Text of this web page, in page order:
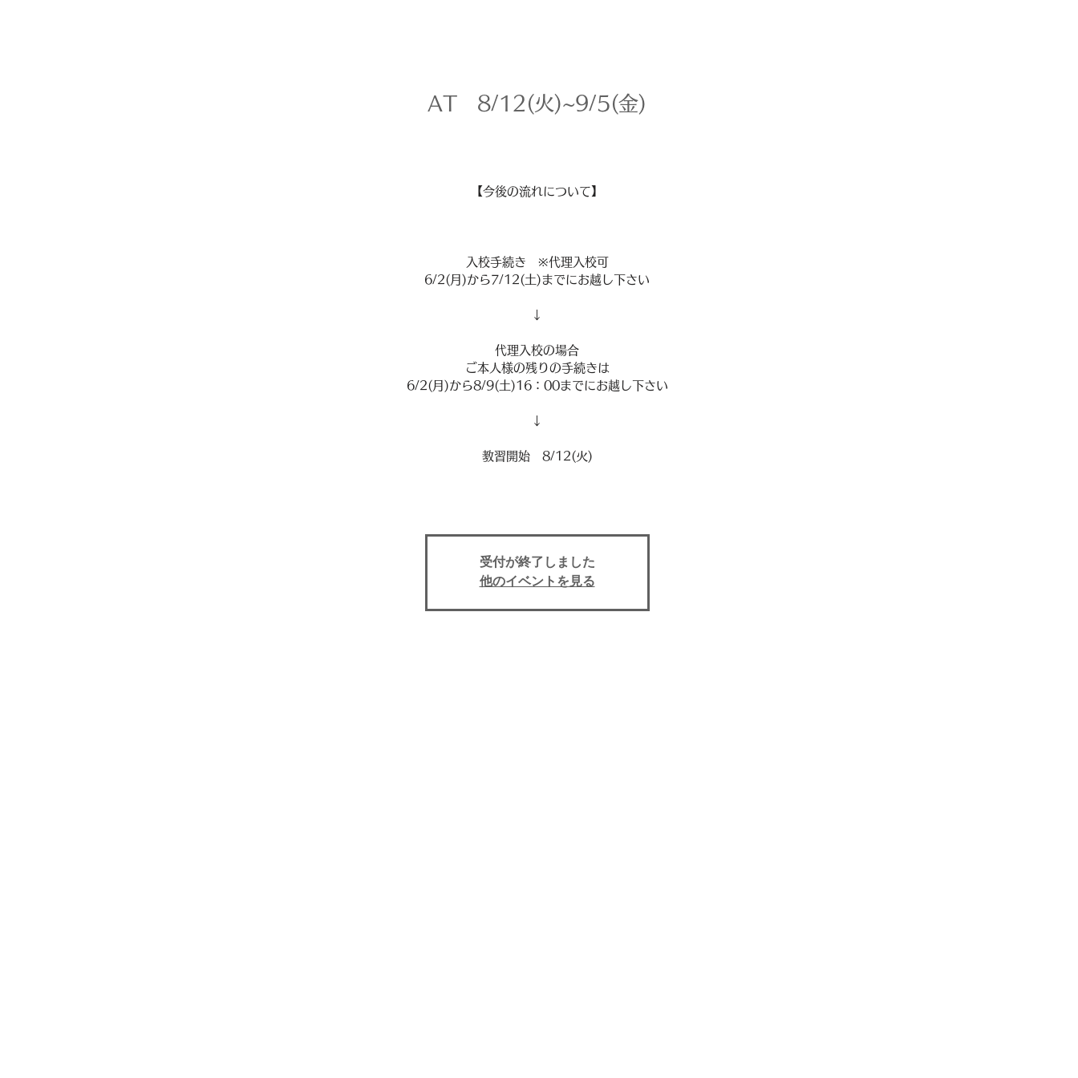
AT 8/12(火)~9/5(金)
【今後の流れについて】
入校手続き ※代理入校可
6/2(月)から7/12(土)までにお越し下さい
↓
代理入校の場合
ご本人様の残りの手続きは
6/2(月)から8/9(土)16：00までにお越し下さい
↓
教習開始 8/12(火)
受付が終了しました
他のイベントを見る